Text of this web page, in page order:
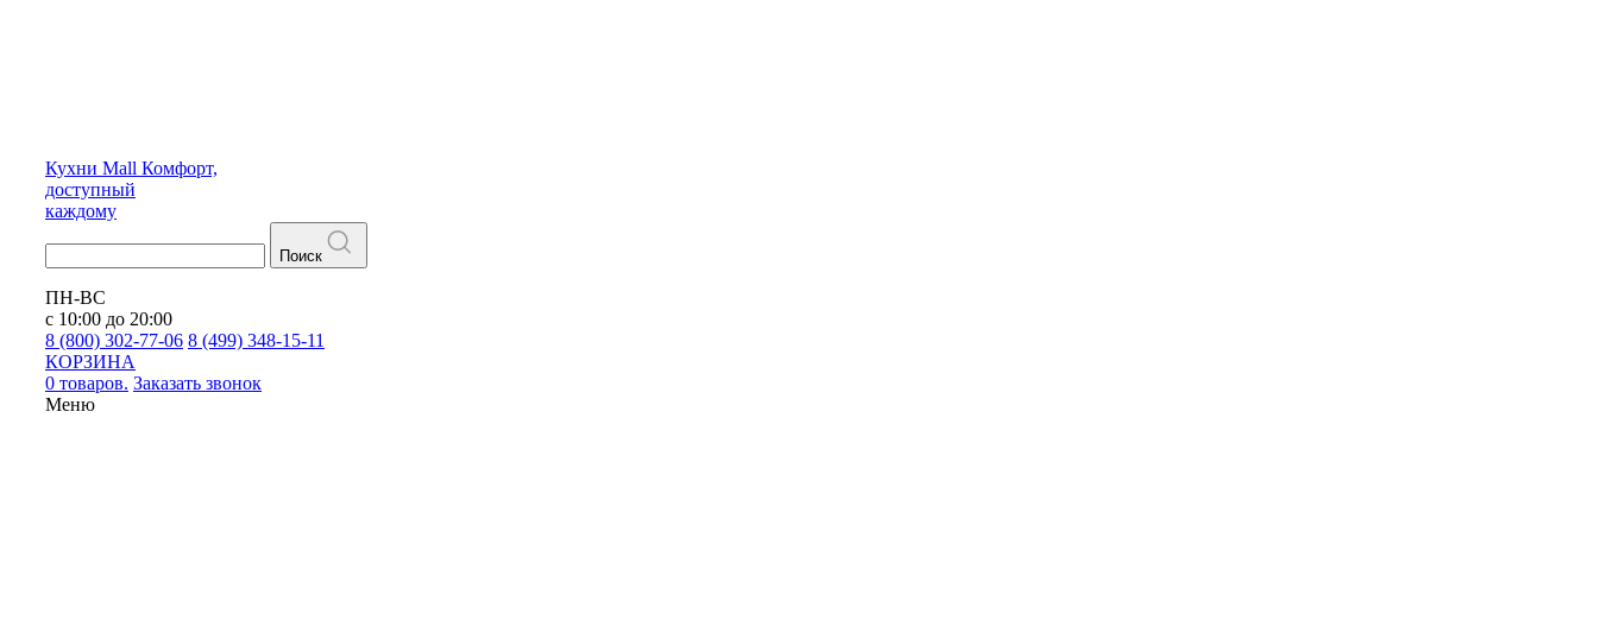
Кухни Mall Комфорт,
доступный
каждому
Поиск
ПН-ВС
с 10:00 до 20:00
8 (800) 302-77-06 8 (499) 348-15-11
КОРЗИНА
0 товаров. Заказать звонок
Меню